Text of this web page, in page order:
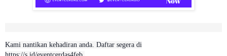
Kami nantikan kehadiran anda. Daftar segera di